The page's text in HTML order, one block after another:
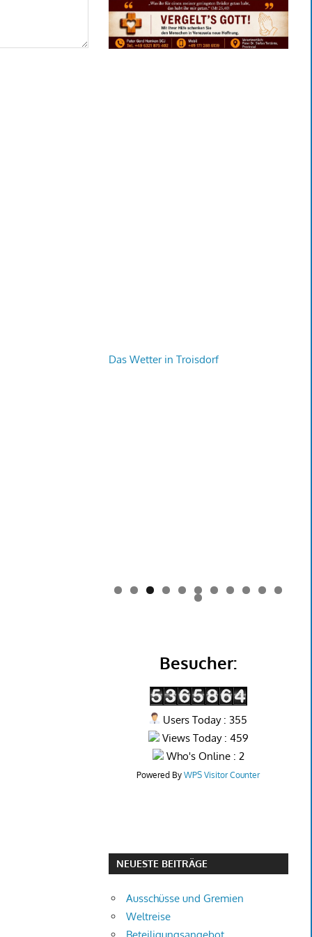
Das Wetter in Troisdorf
0 1
2
Besucher:
Users Today : 355
Views Today : 459
Who's Online : 2
Powered ByWPS Visitor Counter
NEUESTE BEITRÄGE
Ausschüsse und Gremien
Weltreise